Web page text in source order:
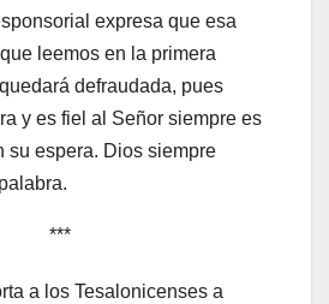
expresa que esa
leemos en la primera
defraudada, pues
y es fiel al Señor siempre es
su espera. Dios siempre
***
a los Tesalonicenses a